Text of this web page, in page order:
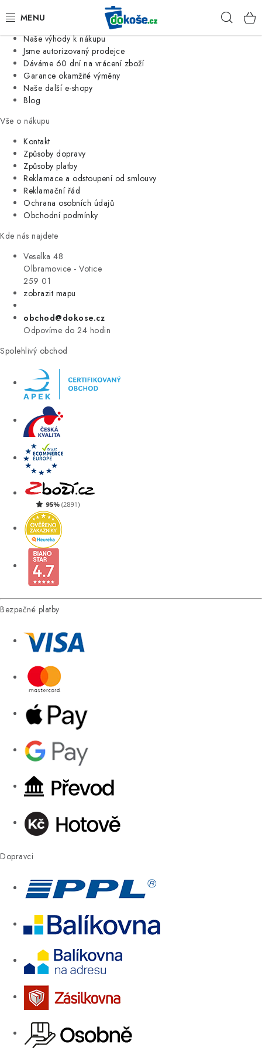
Jsme tradiční česká firma
Naše výhody k nákupu
Jsme autorizovaný prodejce
Dáváme 60 dní na vrácení zboží
Garance okamžité výměny
Naše další e-shopy
Blog
Vše o nákupu
Kontakt
Způsoby dopravy
Způsoby platby
Reklamace a odstoupení od smlouvy
Reklamační řád
Ochrana osobních údajů
Obchodní podmínky
Kde nás najdete
Veselka 48
Olbramovice - Votice
259 01
zobrazit mapu
obchod@dokose.cz
Odpovíme do 24 hodin
Spolehlivý obchod
Bezpečné platby
Dopravci
KOŠE
SÁČKY
KUCHYNĚ
ORGANIZACE
DOMÁCNOST
ÚKLID
VÝPRODEJ
ZNAČKY
Úvod Kontakt Blog
Moje objednávka